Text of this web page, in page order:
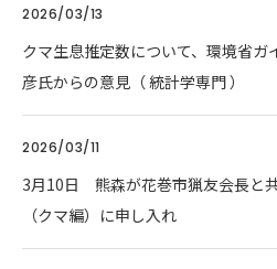
2026/03/13
クマ生息推定数について、環境省
彦氏からの意見（ 統計学専門 ）
2026/03/11
3月10日 熊森が花巻市猟友会長と
（クマ編）に申し入れ